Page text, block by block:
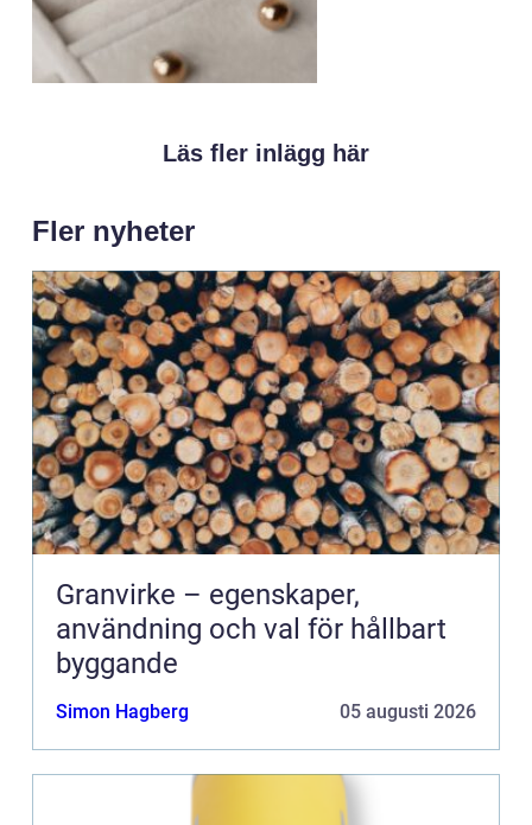
Läs fler inlägg här
Fler nyheter
Granvirke – egenskaper,
användning och val för hållbart
byggande
Simon Hagberg 05 augusti 2026